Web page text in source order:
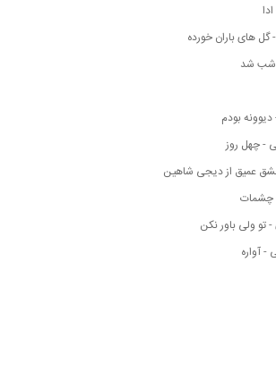
گل های باران خورده
شب شد
بودم
چهل روز
عشق عمیق از دیجی شاهین
چشمات
ولی باور نکن
- آواره